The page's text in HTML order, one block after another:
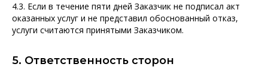
4.3. Если в течение пяти дней Заказчик не подписал акт
оказанных услуг и не представил обоснованный отказ,
услуги считаются принятыми Заказчиком.
5. Ответственность сторон